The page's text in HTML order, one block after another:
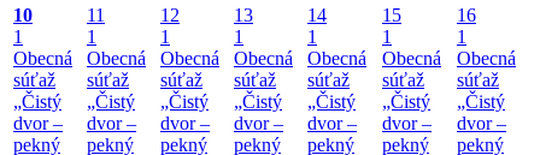
10
1
Obecná
súťaž
„Čistý
dvor –
pekný
11
1
Obecná
súťaž
„Čistý
dvor –
pekný
12
1
Obecná
súťaž
„Čistý
dvor –
pekný
13
1
Obecná
súťaž
„Čistý
dvor –
pekný
14
1
Obecná
súťaž
„Čistý
dvor –
pekný
15
1
Obecná
súťaž
„Čistý
dvor –
pekný
16
1
Obecná
súťaž
„Čistý
dvor –
pekný